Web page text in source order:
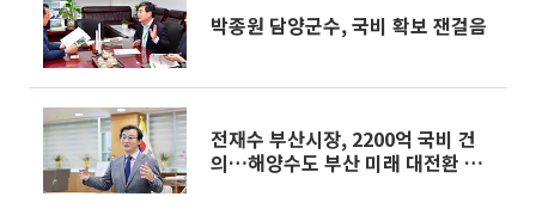
박종원 담양군수, 국비 확보 잰걸음
전재수 부산시장, 2200억 국비 건
의…해양수도 부산 미래 대전환 본